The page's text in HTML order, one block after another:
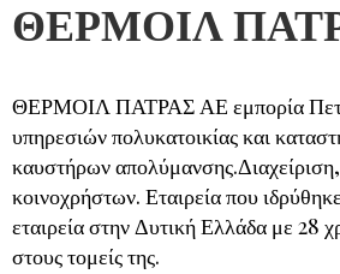
ΘΕΡΜΟΙΛ
ΘΕΡΜΟΙΛ ΠΑΤΡΑΣ ΑΕ εμπορία
υπηρεσιών πολυκατοικίας και
καυστήρων
κοινοχρήστων. Εταιρεία που
εταιρεία στην Δυτική Ελλάδα με 28
στους τομείς της.